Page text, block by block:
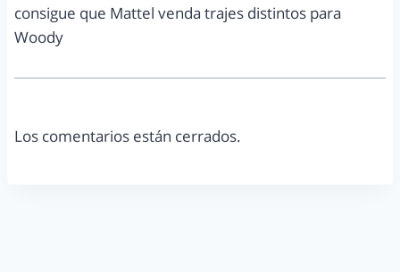
consigue que Mattel venda trajes distintos para
Woody
Los comentarios están cerrados.